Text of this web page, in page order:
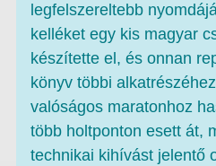
legfelszereltebb
kelléket egy kis magyar
készítette el, és onnan
könyv többi
valóságos maratonhoz
több holtponton esett át,
technikai kihívást jelentő